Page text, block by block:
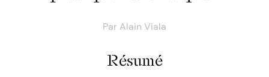
Par Alain Viala
Résumé